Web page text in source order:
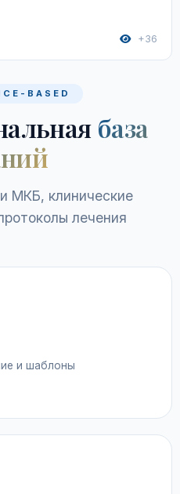
+36
BASED
база
МКБ, клинические
лечения
и шаблоны